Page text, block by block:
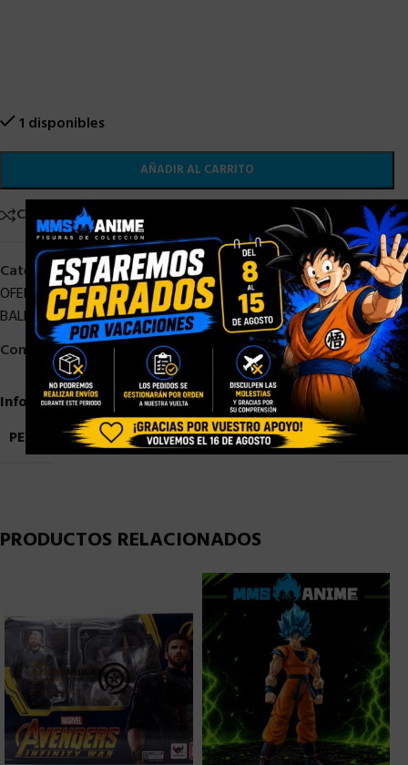
1 disponibles
AÑADIR AL CARRITO
Comparar Añadir a la lista de deseos
Categorías:Bandai,DRAGON BALL, DRAGON BALL STOCK,
OFERTAS,S. H. Figuarts, SH Figuarts Dragon Ball,SHF DRAGON
BALL
STOCK/DISPONIBLE
Compartir:
Información adicional
PESO
3,9 kg
PRODUCTOS RELACIONADOS
×